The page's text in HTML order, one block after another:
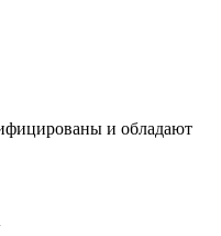
и обладают